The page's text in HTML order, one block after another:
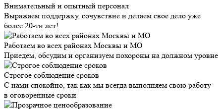
Внимательный и опытный персонал
Выражаем поддержку, сочувствие и делаем свое дело уже
более 20-ти лет!
Работаем во всех районах Москвы и МО
Приедем, обсудим и организуем похороны на должном уровне
Строгое соблюдение сроков
С нами спокойно, так как мы всегда выполняем свою работу
в оговоренные сроки